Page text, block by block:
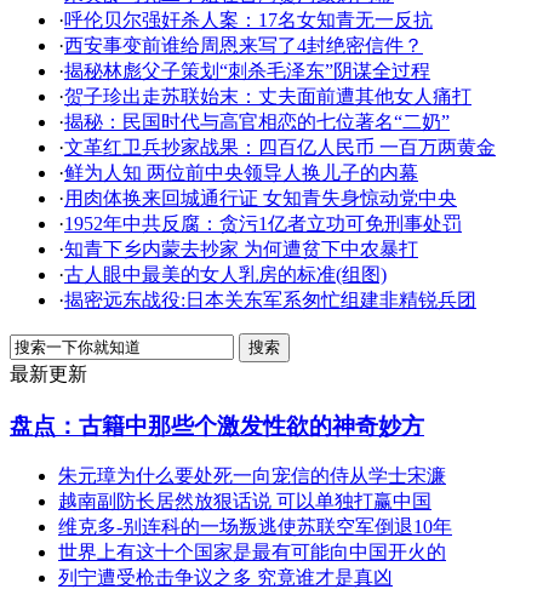
·呼伦贝尔强奸杀人案：17名女知青无一反抗
·西安事变前谁给周恩来写了4封绝密信件？
·揭秘林彪父子策划“刺杀毛泽东”阴谋全过程
·贺子珍出走苏联始末：丈夫面前遭其他女人痛打
·揭秘：民国时代与高官相恋的七位著名“二奶”
·文革红卫兵抄家战果：四百亿人民币 一百万两黄金
·鲜为人知 两位前中央领导人换儿子的内幕
·用肉体换来回城通行证 女知青失身惊动党中央
·1952年中共反腐：贪污1亿者立功可免刑事处罚
·知青下乡内蒙去抄家 为何遭贫下中农暴打
·古人眼中最美的女人乳房的标准(组图)
·揭密远东战役:日本关东军系匆忙组建非精锐兵团
最新更新
盘点：古籍中那些个激发性欲的神奇妙方
朱元璋为什么要处死一向宠信的侍从学士宋濂
越南副防长居然放狠话说 可以单独打赢中国
维克多-别连科的一场叛逃使苏联空军倒退10年
世界上有这十个国家是最有可能向中国开火的
列宁遭受枪击争议之多 究竟谁才是真凶